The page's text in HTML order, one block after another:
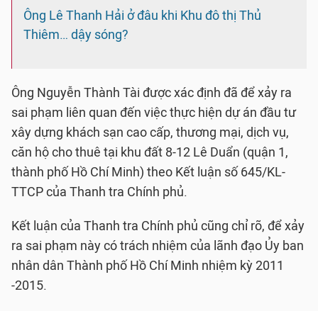
Ông Lê Thanh Hải ở đâu khi Khu đô thị Thủ
Thiêm… dậy sóng?
Ông Nguyễn Thành Tài được xác định đã để xảy ra
sai phạm liên quan đến việc thực hiện dự án đầu tư
xây dựng khách sạn cao cấp, thương mại, dịch vụ,
căn hộ cho thuê tại khu đất 8-12 Lê Duẩn (quận 1,
thành phố Hồ Chí Minh) theo Kết luận số 645/KL-
TTCP của Thanh tra Chính phủ.
Kết luận của Thanh tra Chính phủ cũng chỉ rõ, để xảy
ra sai phạm này có trách nhiệm của lãnh đạo Ủy ban
nhân dân Thành phố Hồ Chí Minh nhiệm kỳ 2011
-2015.